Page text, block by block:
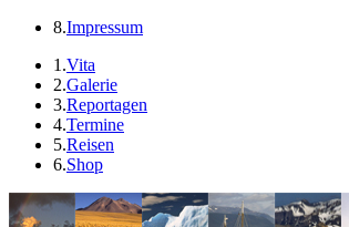
8.Impressum
1.Vita
2.Galerie
3.Reportagen
4.Termine
5.Reisen
6.Shop